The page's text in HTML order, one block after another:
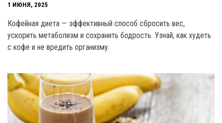
1 ИЮНЯ, 2025
Кофейная диета — эффективный способ сбросить вес,
ускорить метаболизм и сохранить бодрость. Узнай, как худеть
с кофе и не вредить организму.